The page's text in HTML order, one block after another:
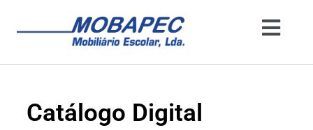
Catálogo Digital